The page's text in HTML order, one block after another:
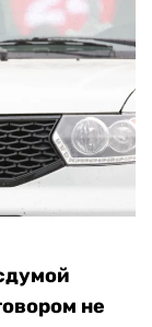
не